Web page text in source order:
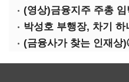
박성호 부행장, 차기